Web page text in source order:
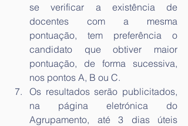
se verificar a existência de
docentes com a mesma
pontuação, tem preferência o
candidato que obtiver maior
pontuação, de forma sucessiva,
nos pontos A, B ou C.
Os resultados serão publicitados,
na página eletrónica do
Agrupamento, até 3 dias úteis